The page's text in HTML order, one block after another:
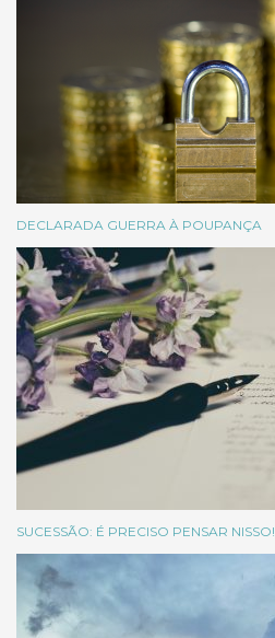
DECLARADA GUERRA À POUPANÇA
SUCESSÃO: É PRECISO PENSAR NISSO!